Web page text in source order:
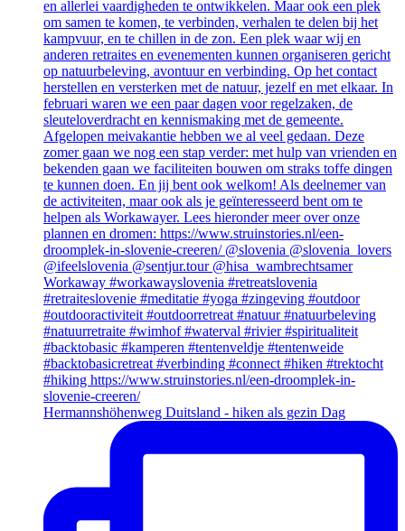
Hermannshöhenweg Duitsland - hiken als gezin Dag